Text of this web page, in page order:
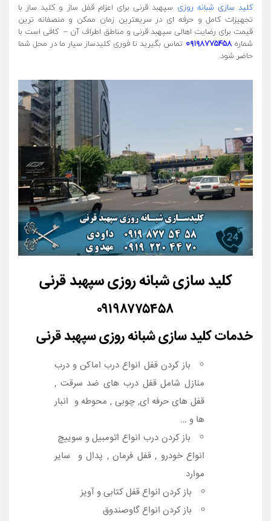
کلید سازی شبانه روزی سپهبد قرنی برای اعزام قفل ساز و کلید ساز با
تجهیزات کامل و حرفه ای در سریعترین زمان ممکن و منصفانه ترین
قیمت برای رضایت اهالی سپهبد قرنی و مناطق اطراف آن – کافی است با
شماره۰۹۱۹۸۷۷۵۴۵۸ تماس بگیرید تا فوری کلیدساز سیار ما در محل شما
حاضر شود.
کلید سازی شبانه روزی سپهبد قرنی
۰۹۱۹۸۷۷۵۴۵۸
خدمات کلید سازی شبانه روزی سپهبد قرنی
باز کردن قفل انواع درب اماکن و درب
منازل شامل قفل درب های ضد سرقت ,
قفل های حرفه ای, چوبی , محوطه و انبار
ها و …
باز کردن درب انواع اتومبیل و سوییچ
انواع خودرو , قفل فرمان , پدال و سایر
موارد
باز کردن انواع قفل کتابی و آویز
باز کردن انواع گاوصندوق